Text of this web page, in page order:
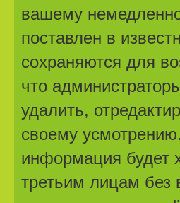
вашему
поставлен в
сохраняются для
что
удалить,
своему
информация будет
третьим лицам без